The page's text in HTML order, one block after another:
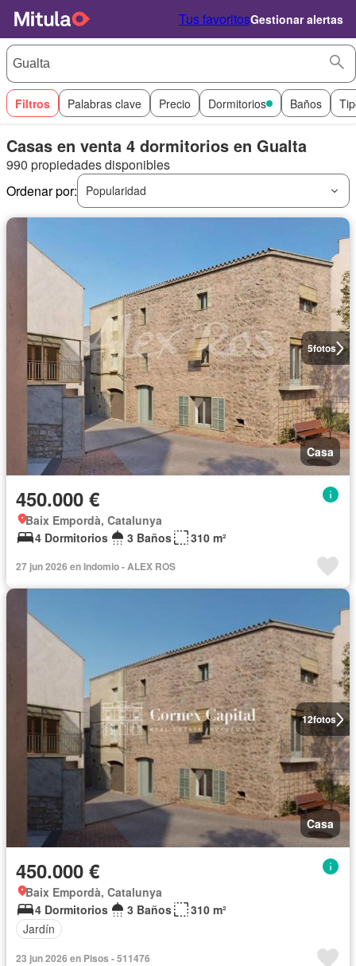
Tus favoritosGestionar alertas
Filtros Palabras clave Precio Dormitorios Baños
Casas en venta 4 dormitorios en Gualta
990 propiedades disponibles
Ordenar por:
Popularidad
5fotos
Casa
450.000 €
Baix Empordà, Catalunya
4 Dormitorios
3 Baños 310 m²
27 jun 2026 en Indomio - ALEX ROS
12fotos
Casa
450.000 €
Baix Empordà, Catalunya
4 Dormitorios
3 Baños
310 m²
Jardín
23 jun 2026 en Pisos - 511476